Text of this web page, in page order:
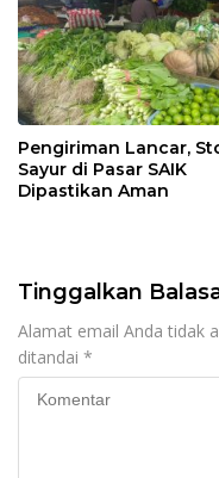
Pengiriman Lancar,
Sayur di Pasar SAIK
Dipastikan Aman
Tinggalkan
Alamat email Anda tidak
ditandai *